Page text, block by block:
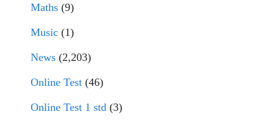
Maths (9)
Music (1)
News (2,203)
Online Test (46)
Online Test 1 std (3)